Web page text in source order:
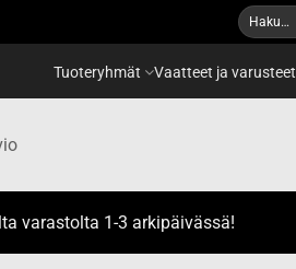
Etsi:
Tuoteryhmät Vaatteet ja varusteet
varastolta 1-3 arkipäivässä!